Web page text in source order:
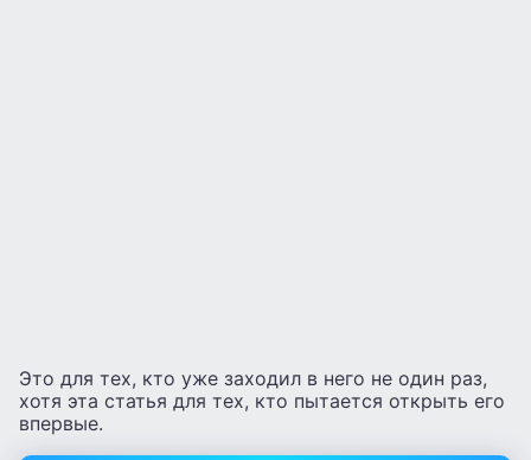
Это для тех, кто уже заходил в него не один раз,
хотя эта статья для тех, кто пытается открыть его
впервые.